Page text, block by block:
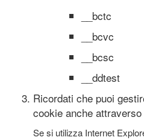
__bctc
__bcvc
__bcsc
__ddtest
Ricordati che puoi
cookie anche
Se si utilizza Internet